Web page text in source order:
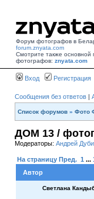
Форум фотографов в
forum.znyata.com
Смотрите также основной
фотографов: znyata.com
Вход Регистрация
Сообщения без ответов |
Список форумов » Фото
ДОМ 13 /
Модераторы: Андрей
На страницу Пред. 1 ...
Автор
Светлана